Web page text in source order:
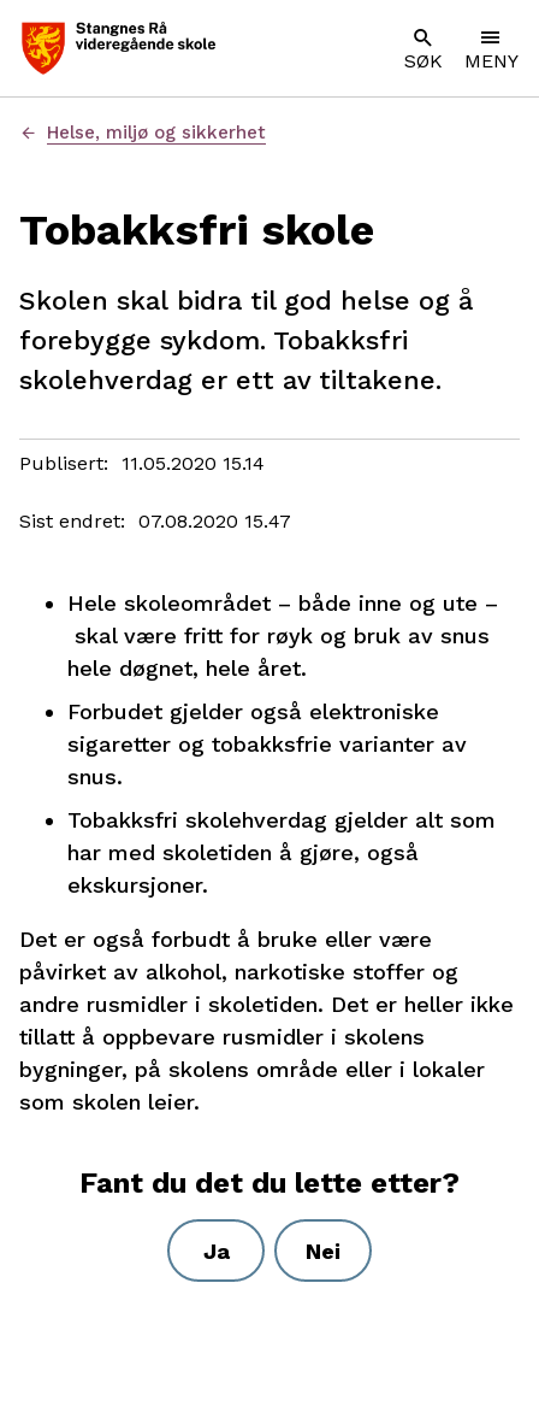
SØK MENY
Du
Helse, miljø og sikkerhet
Tobakksfri skole
Skolen skal bidra til god helse og å
forebygge sykdom. Tobakksfri
skolehverdag er ett av tiltakene.
Publisert 11.05.2020 15.14
Sist endret 07.08.2020 15.47
Hele skoleområdet – både inne og ute –
skal være fritt for røyk og bruk av snus
hele døgnet, hele året.
Forbudet gjelder også elektroniske
sigaretter og tobakksfrie varianter av
snus.
Tobakksfri skolehverdag gjelder alt som
har med skoletiden å gjøre, også
ekskursjoner.
Det er også forbudt å bruke eller være
påvirket av alkohol, narkotiske stoffer og
andre rusmidler i skoletiden. Det er heller ikke
tillatt å oppbevare rusmidler i skolens
bygninger, på skolens område eller i lokaler
som skolen leier.
Fant du det du lette etter?
Ja Nei